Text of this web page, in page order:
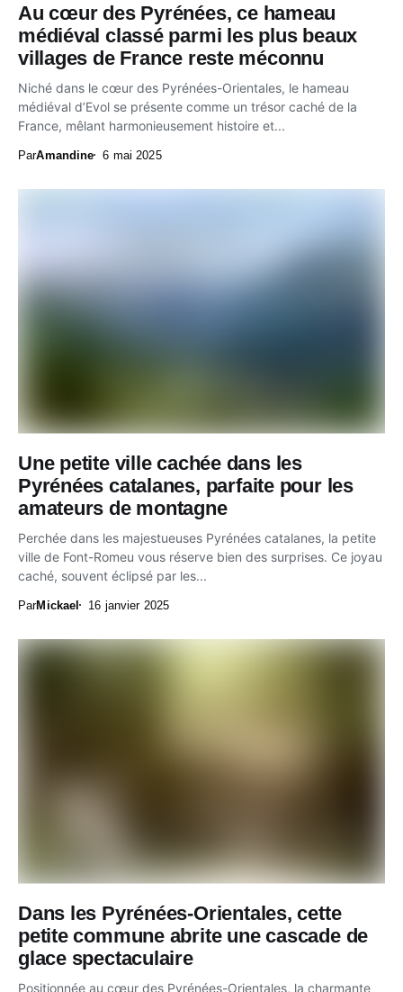
Au cœur des Pyrénées, ce hameau
médiéval classé parmi les plus beaux
villages de France reste méconnu
Niché dans le cœur des Pyrénées-Orientales, le hameau
médiéval d’Evol se présente comme un trésor caché de la
France, mêlant harmonieusement histoire et...
ParAmandine 6 mai 2025
Une petite ville cachée dans les
Pyrénées catalanes, parfaite pour les
amateurs de montagne
Perchée dans les majestueuses Pyrénées catalanes, la petite
ville de Font-Romeu vous réserve bien des surprises. Ce joyau
caché, souvent éclipsé par les...
ParMickael 16 janvier 2025
Dans les Pyrénées-Orientales, cette
petite commune abrite une cascade de
glace spectaculaire
Positionnée au cœur des Pyrénées-Orientales, la charmante